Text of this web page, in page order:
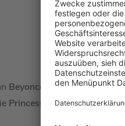
Beyoncé deinen Namen
Princess C im Königreich